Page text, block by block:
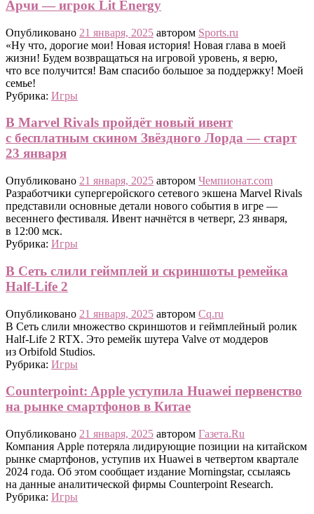
Арчи — игрок Lit Energy
Опубликовано 21 января, 2025 автором Sports.ru
«Ну что, дорогие мои! Новая история! Новая глава в моей
жизни! Будем возвращаться на игровой уровень, я верю,
что все получится! Вам спасибо большое за поддержку! Моей
семье!
Рубрика: Игры
В Marvel Rivals пройдёт новый ивент
с бесплатным скином Звёздного Лорда — старт
23 января
Опубликовано 21 января, 2025 автором Чемпионат.com
Разработчики супергеройского сетевого экшена Marvel Rivals
представили основные детали нового события в игре —
весеннего фестиваля. Ивент начнётся в четверг, 23 января,
в 12:00 мск.
Рубрика: Игры
В Сеть слили геймплей и скриншоты ремейка
Half-Life 2
Опубликовано 21 января, 2025 автором Cq.ru
В Сеть слили множество скриншотов и геймплейный ролик
Half-Life 2 RTX. Это ремейк шутера Valve от моддеров
из Orbifold Studios.
Рубрика: Игры
Counterpoint: Apple уступила Huawei первенство
на рынке смартфонов в Китае
Опубликовано 21 января, 2025 автором Газета.Ru
Компания Apple потеряла лидирующие позиции на китайском
рынке смартфонов, уступив их Huawei в четвертом квартале
2024 года. Об этом сообщает издание Morningstar, ссылаясь
на данные аналитической фирмы Counterpoint Research.
Рубрика: Игры